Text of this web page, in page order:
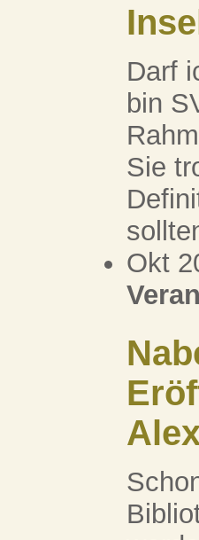
Darf
bin
Sie
Okt